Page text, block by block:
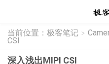
当前位置： 极客笔记 >
CSI
深入浅出MIPI CSI